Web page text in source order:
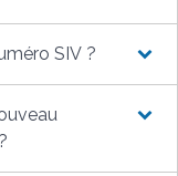
SIV ?